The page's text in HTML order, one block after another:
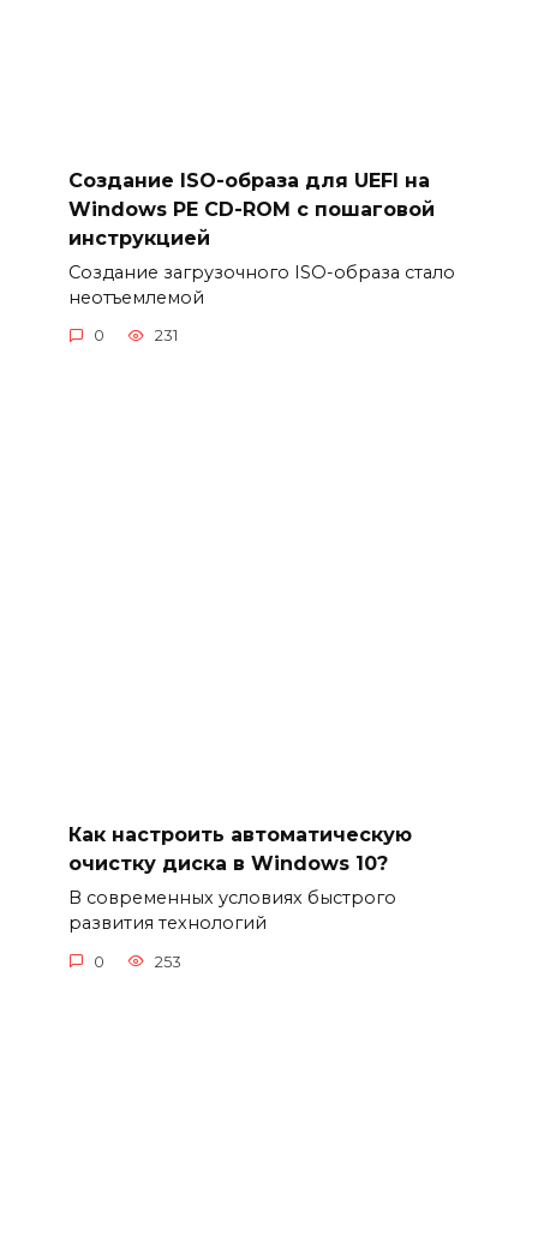
Создание ISO-образа для UEFI на
Windows PE CD-ROM с пошаговой
инструкцией
Создание загрузочного ISO-образа стало
неотъемлемой
0 231
Как настроить автоматическую
очистку диска в Windows 10?
В современных условиях быстрого
развития технологий
0 253